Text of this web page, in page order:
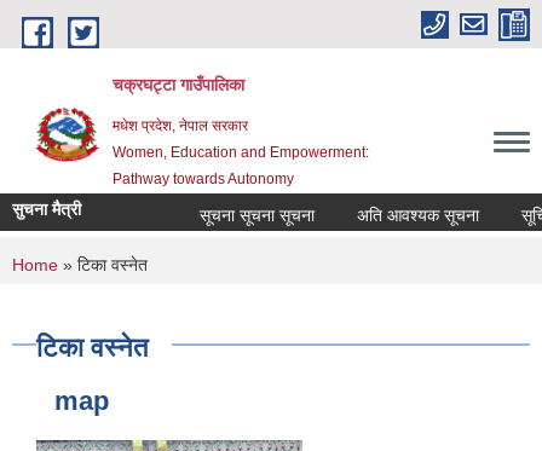
Skip to main content
चक्रघट्टा गाउँपालिका
मधेश प्रदेश, नेपाल सरकार
Women, Education and Empowerment:
Pathway towards Autonomy
सुचना मैत्री सूचना सूचना सूचना अति आवश्यक सूचना
You are here
Home » टिका वस्नेत
टिका वस्नेत
map